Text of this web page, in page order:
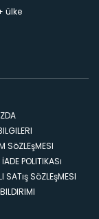
ülke
SöZLEşMESI
POLITIKASı
SATış SöZLEşMESI